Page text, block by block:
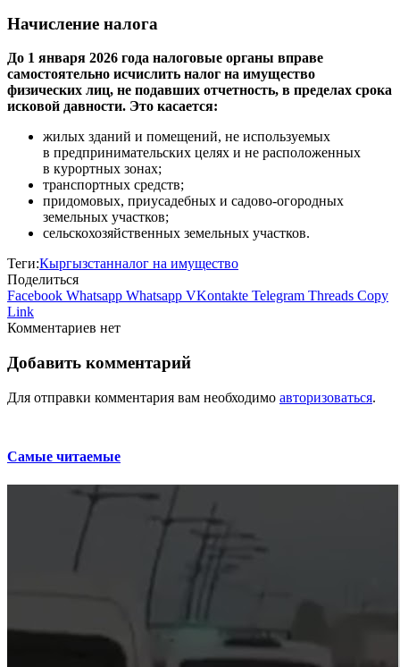
Начисление налога
До 1 января 2026 года налоговые органы вправе
самостоятельно исчислить налог на имущество
физических лиц, не подавших отчетность, в пределах срока
исковой давности. Это касается:
жилых зданий и помещений, не используемых
в предпринимательских целях и не расположенных
в курортных зонах;
транспортных средств;
придомовых, приусадебных и садово-огородных
земельных участков;
сельскохозяйственных земельных участков.
Теги:Кыргызстанналог на имущество
Поделиться
Facebook Whatsapp Whatsapp VKontakte Telegram Threads Copy
Link
Комментариев нет
Добавить комментарий
Для отправки комментария вам необходимо авторизоваться.
Самые читаемые